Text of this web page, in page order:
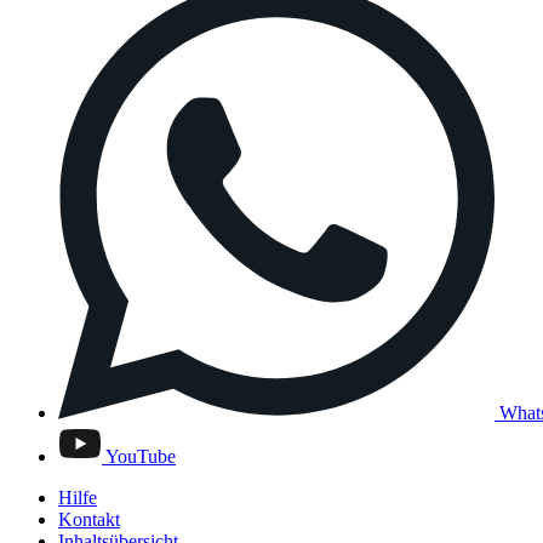
YouTube
Hilfe
Kontakt